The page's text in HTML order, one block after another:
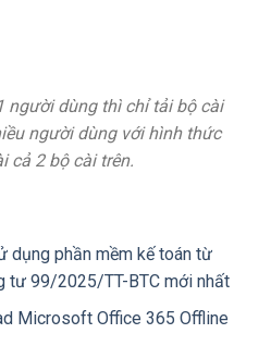
người dùng thì chỉ tải bộ cài
người dùng với hình thức
cả 2 bộ cài trên.
dụng phần mềm kế toán từ
tư 99/2025/TT-BTC mới nhất
Microsoft Office 365 Offline